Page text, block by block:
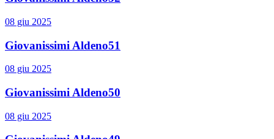
08 giu 2025
Giovanissimi Aldeno51
08 giu 2025
Giovanissimi Aldeno50
08 giu 2025